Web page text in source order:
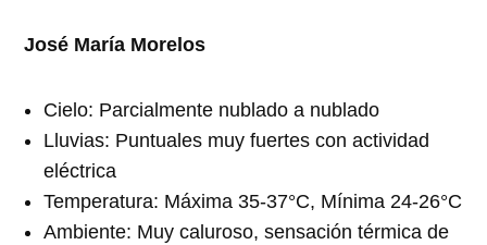
José María Morelos
Cielo: Parcialmente nublado a nublado
Lluvias: Puntuales muy fuertes con actividad
eléctrica
Temperatura: Máxima 35-37°C, Mínima 24-26°C
Ambiente: Muy caluroso, sensación térmica de